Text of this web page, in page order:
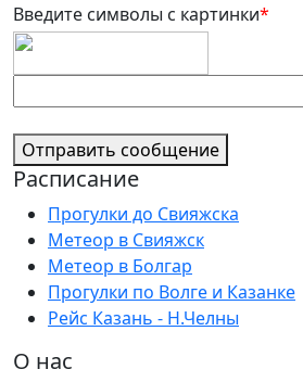
Введите символы с картинки*
Отправить сообщение
Расписание
Прогулки до Свияжска
Метеор в Свияжск
Метеор в Болгар
Прогулки по Волге и Казанке
Рейс Казань - Н.Челны
О нас